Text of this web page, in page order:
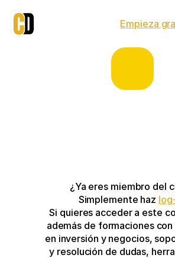
Empieza
¿Ya eres miembro del
Simplemente haz
Si quieres acceder a este
además de formaciones
en inversión y negocios,
y resolución de dudas,